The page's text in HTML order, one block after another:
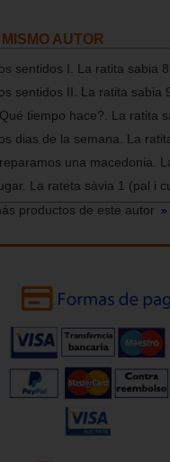
AUTOR
sentidos I. La ratita sabia
sentidos II. La ratita sabia
tiempo hace?. La ratita
dias de la semana. La
una macedonia.
La rateta sàvia 1 (pal i
productos de este autor